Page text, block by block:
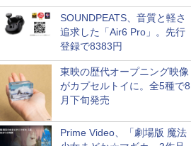
配信など。夏の特番・配信情
報
SOUNDPEATS、音質と軽さ
追求した「Air6 Pro」。先行
登録で8383円
東映の歴代オープニング映像
がカプセルトイに。全5種で8
月下旬発売
Prime Video、「劇場版 魔法